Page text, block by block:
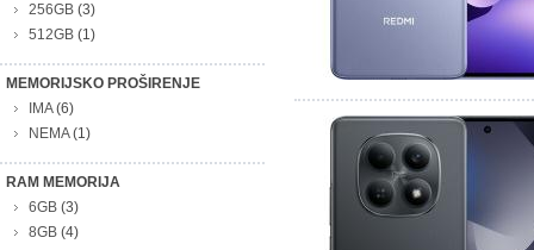
256GB (3)
512GB (1)
MEMORIJSKO PROŠIRENJE
IMA(6)
NEMA(1)
RAM MEMORIJA
6GB (3)
8GB (4)